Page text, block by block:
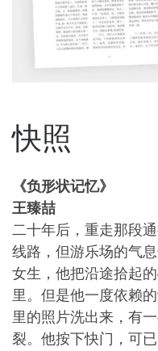
快照
《负形状记忆》
王臻喆
二十年后，重走那段
线路，但游乐场的气
女生，他把沿途拾起
里。但是他一度依赖
里的照片洗出来，有
裂。他按下快门，可